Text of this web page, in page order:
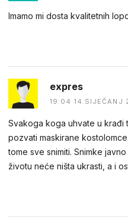
Imamo mi dosta kvalitetnih
expres
19:04 14.SIJEČANJ
Svakoga koga uhvate u krađi
pozvati maskirane
tome sve snimiti. Snimke
životu neće ništa ukrasti, a i